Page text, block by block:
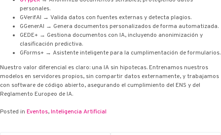
personales.
G·VerifAI → Valida datos con fuentes externas y detecta plagios.
G·GenerAI → Genera documentos personalizados de forma automatizada.
G·EDE+ → Gestiona documentos con IA, incluyendo anonimización y
clasificación predictiva.
G·Forms+ → Asistente inteligente para la cumplimentación de formularios.
Nuestro valor diferencial es claro: una IA sin hipotecas. Entrenamos nuestros
modelos en servidores propios, sin compartir datos externamente, y trabajamos
con software de código abierto, asegurando el cumplimiento del ENS y del
Reglamento Europeo de IA.
Posted in Eventos,Inteligencia Artificial